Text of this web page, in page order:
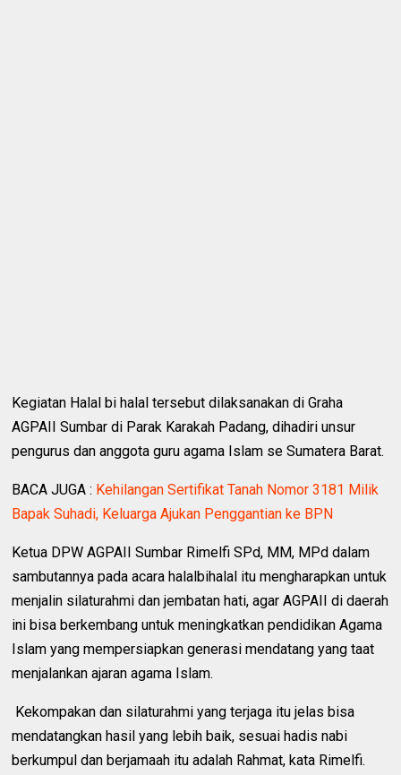
Kegiatan Halal bi halal tersebut dilaksanakan di Graha
AGPAII Sumbar di Parak Karakah Padang, dihadiri unsur
pengurus dan anggota guru agama Islam se Sumatera Barat.
BACA JUGA : Kehilangan Sertifikat Tanah Nomor 3181 Milik
Bapak Suhadi, Keluarga Ajukan Penggantian ke BPN
Ketua DPW AGPAII Sumbar Rimelfi SPd, MM, MPd dalam
sambutannya pada acara halalbihalal itu mengharapkan untuk
menjalin silaturahmi dan jembatan hati, agar AGPAII di daerah
ini bisa berkembang untuk meningkatkan pendidikan Agama
Islam yang mempersiapkan generasi mendatang yang taat
menjalankan ajaran agama Islam.
Kekompakan dan silaturahmi yang terjaga itu jelas bisa
mendatangkan hasil yang lebih baik, sesuai hadis nabi
berkumpul dan berjamaah itu adalah Rahmat, kata Rimelfi.